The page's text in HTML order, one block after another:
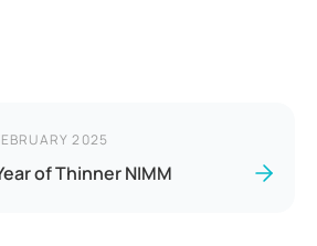
2025
of Thinner NIMM